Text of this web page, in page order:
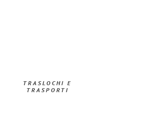
TRASLOCHI E
TRASPORTI​